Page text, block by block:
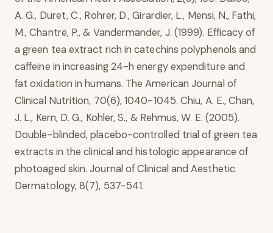
A. G., Duret, C., Rohrer, D., Girardier, L., Mensi, N., Fathi,
M., Chantre, P., & Vandermander, J. (1999). Efficacy of
a green tea extract rich in catechins polyphenols and
caffeine in increasing 24-h energy expenditure and
fat oxidation in humans. The American Journal of
Clinical Nutrition, 70(6), 1040-1045. Chiu, A. E., Chan,
J. L., Kern, D. G., Kohler, S., & Rehmus, W. E. (2005).
Double-blinded, placebo-controlled trial of green tea
extracts in the clinical and histologic appearance of
photoaged skin. Journal of Clinical and Aesthetic
Dermatology, 8(7), 537-541.